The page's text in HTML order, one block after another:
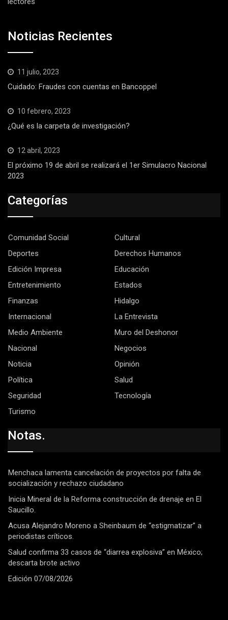
Noticias Recientes
11 julio, 2023
Cuidado: Fraudes con cuentas en Bancoppel
10 febrero, 2023
¿Qué es la carpeta de investigación?
12 abril, 2023
El próximo 19 de abril se realizará el 1er Simulacro Nacional
2023
Categorías
Comunidad Social
Cultural
Deportes
Derechos Humanos
Edición Impresa
Educación
Entretenimiento
Estados
Finanzas
Hidalgo
Internacional
La Entrevista
Medio Ambiente
Muro del Deshonor
Nacional
Negocios
Noticia
Opinión
Política
Salud
Seguridad
Tecnología
Turismo
Notas.
Menchaca lamenta cancelación de proyectos por falta de
socialización y rechazo ciudadano
Inicia Mineral de la Reforma construcción de drenaje en El
Saucillo.
Acusa Alejandro Moreno a Sheinbaum de “estigmatizar” a
periodistas críticos.
Salud confirma 33 casos de “diarrea explosiva” en México;
descarta brote activo
Edición 07/08/2026